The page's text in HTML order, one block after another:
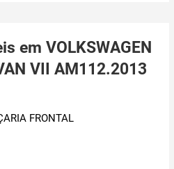
em VOLKSWAGEN
VII AM112.2013
FRONTAL